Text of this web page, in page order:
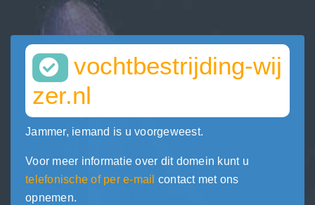
vochtbestrijding-wij
zer.nl
Jammer, iemand is u voorgeweest.
Voor meer informatie over dit domein kunt u
telefonische of per e-mail contact met ons
opnemen.